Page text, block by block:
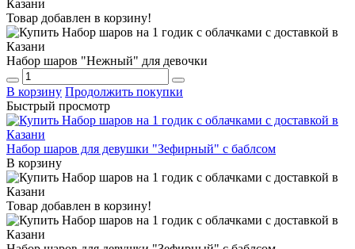
Товар добавлен в корзину!
Набор шаров "Нежный" для девочки
В корзину Продолжить покупки
Быстрый просмотр
Набор шаров для девушки "Зефирный" с баблсом
В корзину
Товар добавлен в корзину!